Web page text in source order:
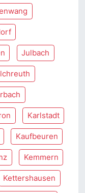
Julbach
Karlstadt
Kaufbeuren
Kemmern
Kettershausen